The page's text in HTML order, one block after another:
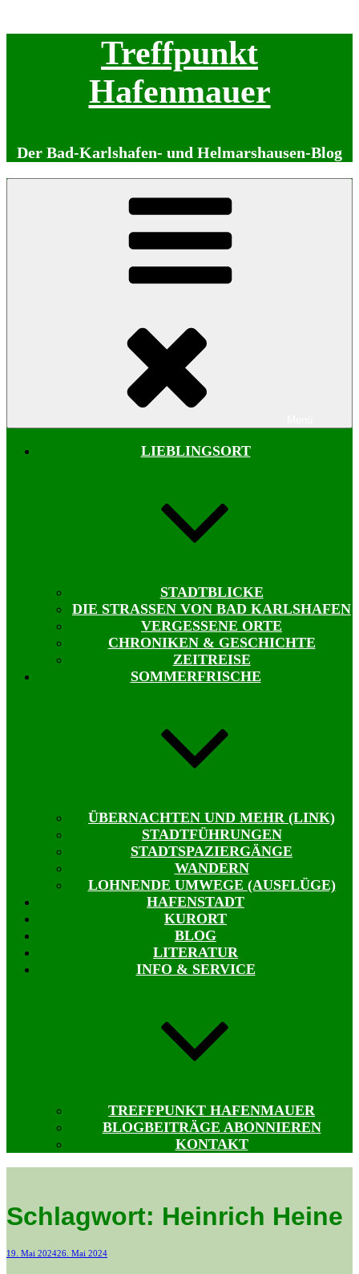
Treffpunkt
Hafenmauer
Der Bad-Karlshafen- und Helmarshausen-Blog
LIEBLINGSORT
STADTBLICKE
DIE STRASSEN VON BAD KARLSHAFEN
VERGESSENE ORTE
CHRONIKEN & GESCHICHTE
ZEITREISE
SOMMERFRISCHE
ÜBERNACHTEN UND MEHR (LINK)
STADTFÜHRUNGEN
STADTSPAZIERGÄNGE
WANDERN
LOHNENDE UMWEGE (AUSFLÜGE)
HAFENSTADT
KURORT
BLOG
LITERATUR
INFO & SERVICE
TREFFPUNKT HAFENMAUER
BLOGBEITRÄGE ABONNIEREN
KONTAKT
Schlagwort: Heinrich Heine
Veröffentlicht
19. Mai 202426. Mai 2024